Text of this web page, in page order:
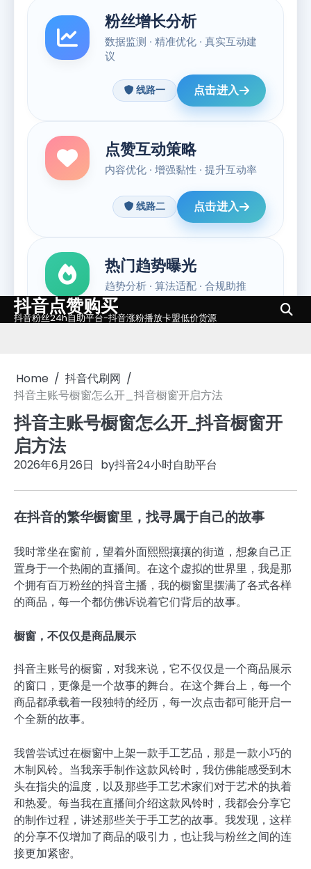
Skip
to
抖音点赞购买
抖音粉丝24h自助平台-抖音涨粉播放卡盟低价货源
Home
抖音代刷网
抖音主账号橱窗怎么开_抖音橱窗开启方法
抖音主账号橱窗怎么开_抖音橱窗开
启方法
2026年6月26日 by抖音24小时自助平台
在抖音的繁华橱窗里，找寻属于自己的故事
我时常坐在窗前，望着外面熙熙攘攘的街道，想象自己正
置身于一个热闹的直播间。在这个虚拟的世界里，我是那
个拥有百万粉丝的抖音主播，我的橱窗里摆满了各式各样
的商品，每一个都仿佛诉说着它们背后的故事。
橱窗，不仅仅是商品展示
抖音主账号的橱窗，对我来说，它不仅仅是一个商品展示
的窗口，更像是一个故事的舞台。在这个舞台上，每一个
商品都承载着一段独特的经历，每一次点击都可能开启一
个全新的故事。
我曾尝试过在橱窗中上架一款手工艺品，那是一款小巧的
木制风铃。当我亲手制作这款风铃时，我仿佛能感受到木
头在指尖的温度，以及那些手工艺术家们对于艺术的执着
和热爱。每当我在直播间介绍这款风铃时，我都会分享它
的制作过程，讲述那些关于手工艺的故事。我发现，这样
的分享不仅增加了商品的吸引力，也让我与粉丝之间的连
接更加紧密。